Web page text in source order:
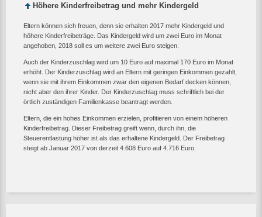
Höhere Kinderfreibetrag und mehr Kindergeld
Eltern können sich freuen, denn sie erhalten 2017 mehr Kindergeld und
höhere Kinderfreibeträge. Das Kindergeld wird um zwei Euro im Monat
angehoben, 2018 soll es um weitere zwei Euro steigen.
Auch der Kinderzuschlag wird um 10 Euro auf maximal 170 Euro im Monat
erhöht. Der Kinderzuschlag wird an Eltern mit geringen Einkommen gezahlt,
wenn sie mit ihrem Einkommen zwar den eigenen Bedarf decken können,
nicht aber den ihrer Kinder. Der Kinderzuschlag muss schriftlich bei der
örtlich zuständigen Familienkasse beantragt werden.
Eltern, die ein hohes Einkommen erzielen, profitieren von einem höheren
Kinderfreibetrag. Dieser Freibetrag greift wenn, durch ihn, die
Steuerentlastung höher ist als das erhaltene Kindergeld. Der Freibetrag
steigt ab Januar 2017 von derzeit 4.608 Euro auf 4.716 Euro.